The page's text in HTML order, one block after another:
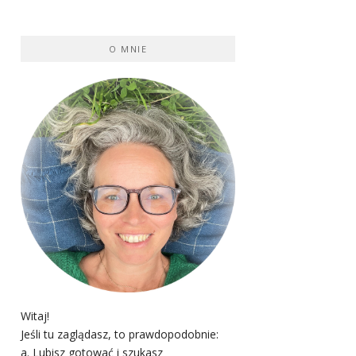
O MNIE
Witaj!
Jeśli tu zaglądasz, to prawdopodobnie:
a. Lubisz gotować i szukasz